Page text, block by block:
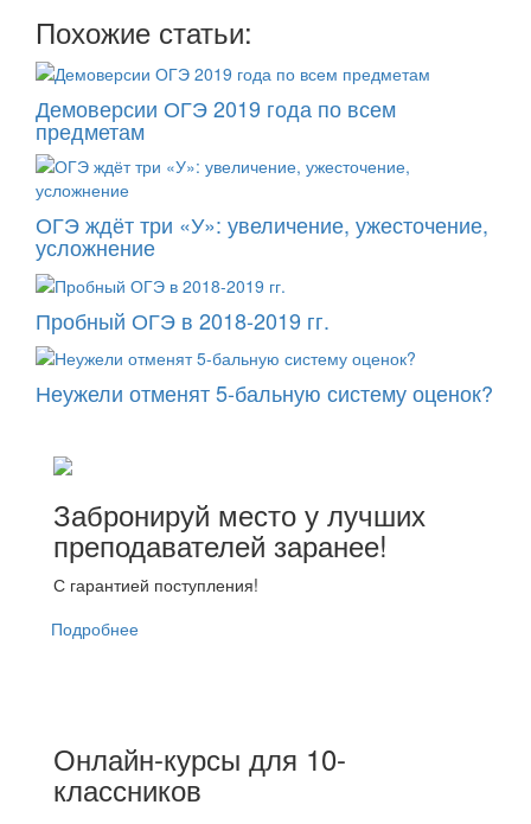
Похожие статьи:
Демоверсии ОГЭ 2019 года по всем
предметам
ОГЭ ждёт три «У»: увеличение, ужесточение,
усложнение
Пробный ОГЭ в 2018-2019 гг.
Неужели отменят 5-бальную систему оценок?
Забронируй место у лучших
преподавателей заранее!
С гарантией поступления!
Подробнее
Онлайн-курсы для 10-
классников